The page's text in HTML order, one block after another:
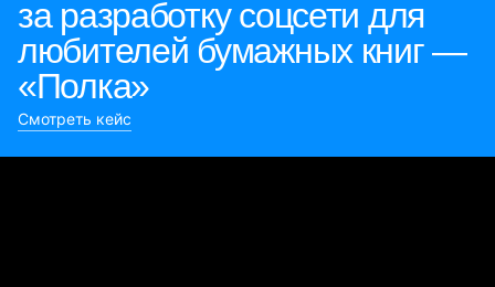
за разработку соцсети для
любителей бумажных книг —
«Полка»
Смотреть кейс